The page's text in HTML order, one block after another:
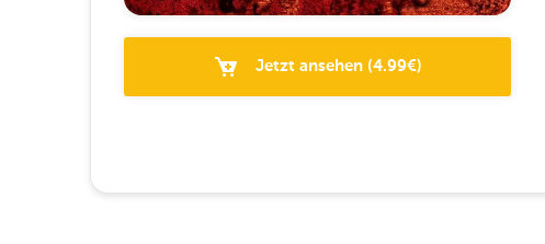
Jetzt ansehen(4.99€)